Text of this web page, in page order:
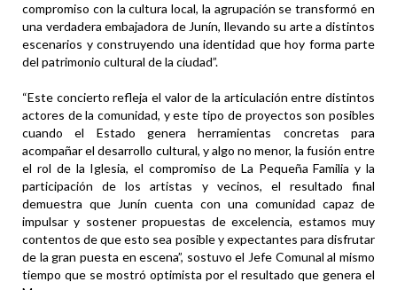
compromiso con la cultura local, la agrupación se transformó en
una verdadera embajadora de Junín, llevando su arte a distintos
escenarios y construyendo una identidad que hoy forma parte
del patrimonio cultural de la ciudad”.
“Este concierto refleja el valor de la articulación entre distintos
actores de la comunidad, y este tipo de proyectos son posibles
cuando el Estado genera herramientas concretas para
acompañar el desarrollo cultural, y algo no menor, la fusión entre
el rol de la Iglesia, el compromiso de La Pequeña Familia y la
participación de los artistas y vecinos, el resultado final
demuestra que Junín cuenta con una comunidad capaz de
impulsar y sostener propuestas de excelencia, estamos muy
contentos de que esto sea posible y expectantes para disfrutar
de la gran puesta en escena”, sostuvo el Jefe Comunal al mismo
tiempo que se mostró optimista por el resultado que genera el